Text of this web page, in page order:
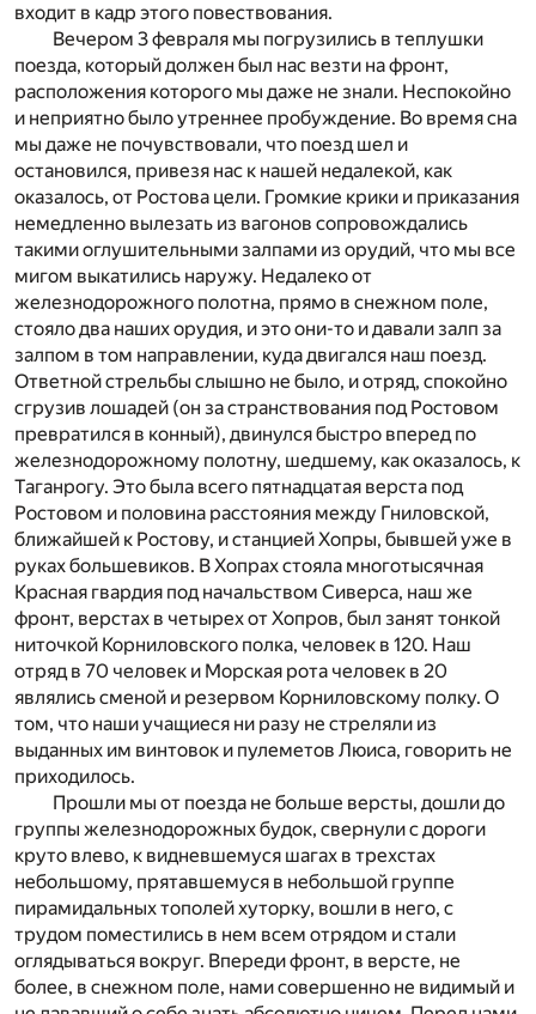
входит в кадр этого повествования.
Вечером 3 февраля мы погрузились в теплушки
поезда, который должен был нас везти на фронт,
расположения которого мы даже не знали. Неспокойно
и неприятно было утреннее пробуждение. Во время сна
мы даже не почувствовали, что поезд шел и
остановился, привезя нас к нашей недалекой, как
оказалось, от Ростова цели. Громкие крики и приказания
немедленно вылезать из вагонов сопровождались
такими оглушительными залпами из орудий, что мы все
мигом выкатились наружу. Недалеко от
железнодорожного полотна, прямо в снежном поле,
стояло два наших орудия, и это они-то и давали залп за
залпом в том направлении, куда двигался наш поезд.
Ответной стрельбы слышно не было, и отряд, спокойно
сгрузив лошадей (он за странствования под Ростовом
превратился в конный), двинулся быстро вперед по
железнодорожному полотну, шедшему, как оказалось, к
Таганрогу. Это была всего пятнадцатая верста под
Ростовом и половина расстояния между Гниловской,
ближайшей к Ростову, и станцией Хопры, бывшей уже в
руках большевиков. В Хопрах стояла многотысячная
Красная гвардия под начальством Сиверса, наш же
фронт, верстах в четырех от Хопров, был занят тонкой
ниточкой Корниловского полка, человек в 120. Наш
отряд в 70 человек и Морская рота человек в 20
являлись сменой и резервом Корниловскому полку. О
том, что наши учащиеся ни разу не стреляли из
выданных им винтовок и пулеметов Люиса, говорить не
приходилось.
Прошли мы от поезда не больше версты, дошли до
группы железнодорожных будок, свернули с дороги
круто влево, к видневшемуся шагах в трехстах
небольшому, прятавшемуся в небольшой группе
пирамидальных тополей хуторку, вошли в него, с
трудом поместились в нем всем отрядом и стали
оглядываться вокруг. Впереди фронт, в версте, не
более, в снежном поле, нами совершенно не видимый и